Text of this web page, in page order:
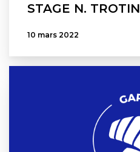
STAGE N. TROTIN
10 mars 2022